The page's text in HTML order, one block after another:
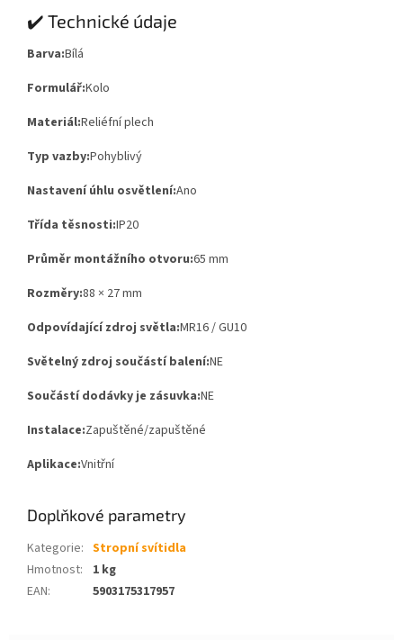
✔️ Technické údaje
Barva:Bílá
Formulář:Kolo
Materiál:Reliéfní plech
Typ vazby:Pohyblivý
Nastavení úhlu osvětlení:Ano
Třída těsnosti:IP20
Průměr montážního otvoru:65 mm
Rozměry:88 × 27 mm
Odpovídající zdroj světla:MR16 / GU10
Světelný zdroj součástí balení:NE
Součástí dodávky je zásuvka:NE
Instalace:Zapuštěné/zapuštěné
Aplikace:Vnitřní
Doplňkové parametry
Kategorie: Stropní svítidla
Hmotnost:
1 kg
EAN: 5903175317957